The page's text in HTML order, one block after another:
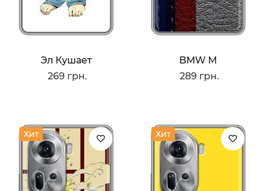
Эл Кушает
269 грн.
BMW M
289 грн.
Хит Хит